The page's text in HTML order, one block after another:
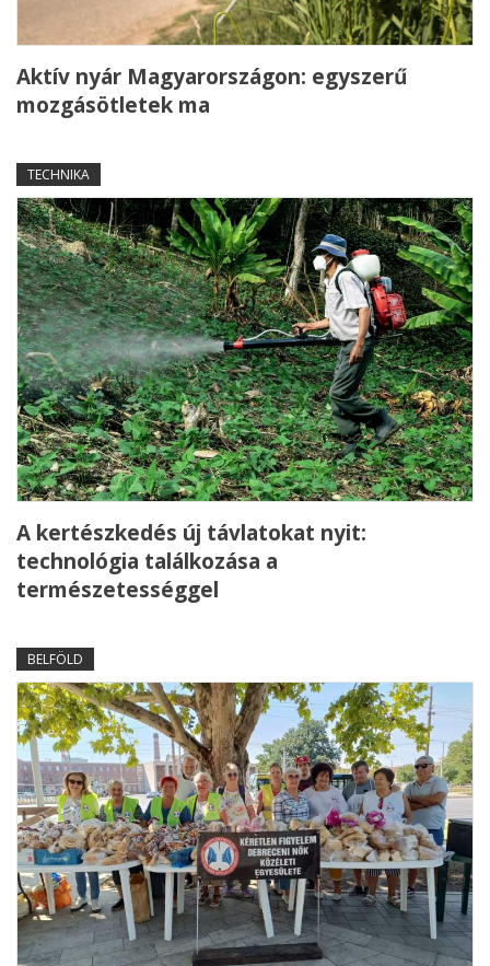
Aktív nyár Magyarországon: egyszerű
mozgásötletek ma
TECHNIKA
A kertészkedés új távlatokat nyit:
technológia találkozása a
természetességgel
BELFÖLD